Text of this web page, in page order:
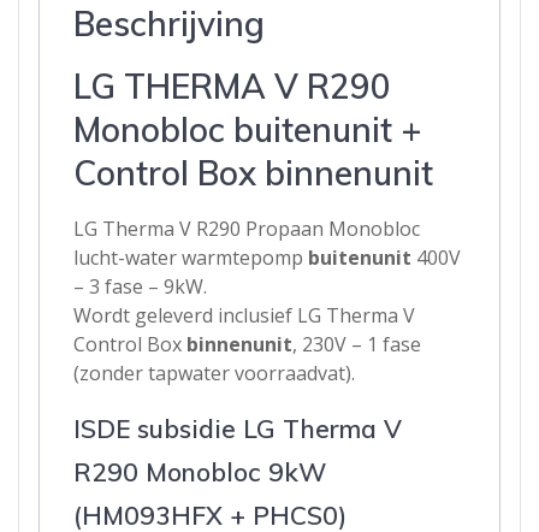
Beschrijving
LG THERMA V R290
Monobloc buitenunit +
Control Box binnenunit
LG Therma V R290 Propaan Monobloc
lucht-water warmtepomp buitenunit 400V
– 3 fase – 9kW.
Wordt geleverd inclusief LG Therma V
Control Box binnenunit, 230V – 1 fase
(zonder tapwater voorraadvat).
ISDE subsidie LG Therma V
R290 Monobloc 9kW
(HM093HFX + PHCS0)